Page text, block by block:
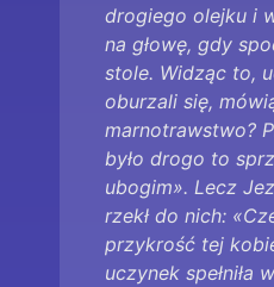
drogiego olejku i
na głowę, gdy
stole. Widząc to,
oburzali się,
marnotrawstwo?
było drogo to
ubogim». Lecz
rzekł do nich:
przykrość tej
uczynek spełniła